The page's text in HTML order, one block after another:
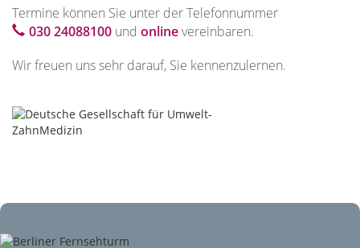
Termine können Sie unter der Telefonnummer
030 24088100 und onlinevereinbaren.
Wir freuen uns sehr darauf, Sie kennenzulernen.